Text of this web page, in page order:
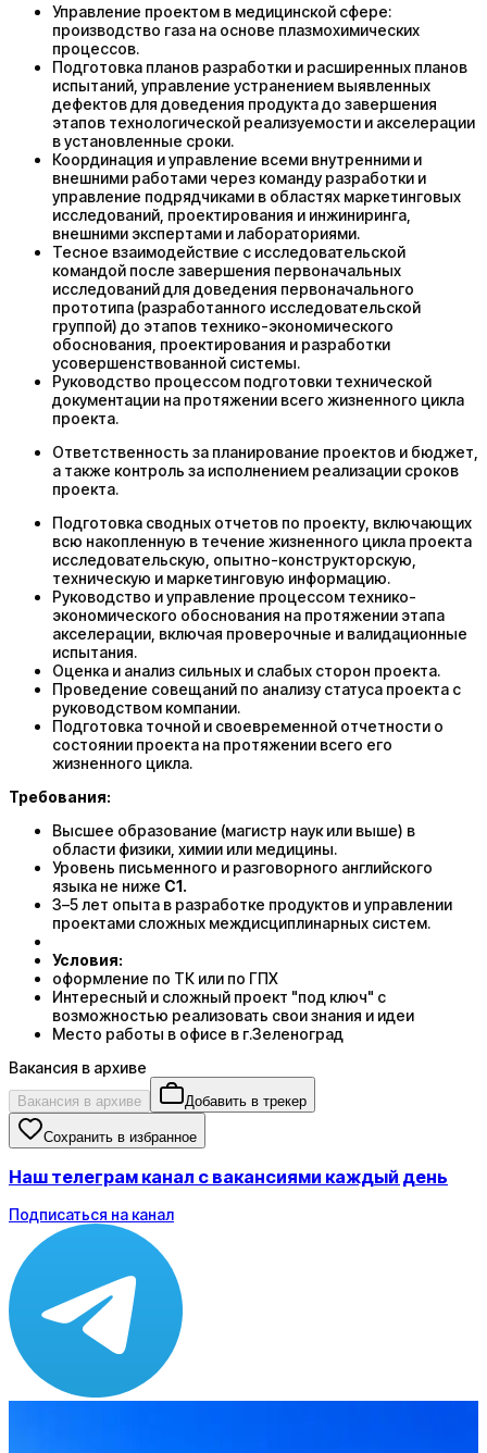
Управление проектом в медицинской сфере:
производство газа на основе плазмохимических
процессов.
Подготовка планов разработки и расширенных планов
испытаний, управление устранением выявленных
дефектов для доведения продукта до завершения
этапов технологической реализуемости и акселерации
в установленные сроки.
Координация и управление всеми внутренними и
внешними работами через команду разработки и
управление подрядчиками в областях маркетинговых
исследований, проектирования и инжиниринга,
внешними экспертами и лабораториями.
Тесное взаимодействие с исследовательской
командой после завершения первоначальных
исследований для доведения первоначального
прототипа (разработанного исследовательской
группой) до этапов технико-экономического
обоснования, проектирования и разработки
усовершенствованной системы.
Руководство процессом подготовки технической
документации на протяжении всего жизненного цикла
проекта.
Ответственность за планирование проектов и бюджет,
а также контроль за исполнением реализации сроков
проекта.
Подготовка сводных отчетов по проекту, включающих
всю накопленную в течение жизненного цикла проекта
исследовательскую, опытно-конструкторскую,
техническую и маркетинговую информацию.
Руководство и управление процессом технико-
экономического обоснования на протяжении этапа
акселерации, включая проверочные и валидационные
испытания.
Оценка и анализ сильных и слабых сторон проекта.
Проведение совещаний по анализу статуса проекта с
руководством компании.
Подготовка точной и своевременной отчетности о
состоянии проекта на протяжении всего его
жизненного цикла.
Требования:
Высшее образование (магистр наук или выше) в
области физики, химии или медицины.
Уровень письменного и разговорного английского
языка не ниже C1.
3–5 лет опыта в разработке продуктов и управлении
проектами сложных междисциплинарных систем.
Условия:
оформление по ТК или по ГПХ
Интересный и сложный проект "под ключ" с
возможностью реализовать свои знания и идеи
Место работы в офисе в г.Зеленоград
Вакансия в архиве
Вакансия в архиве Добавить в трекер
Сохранить в избранное
Наш телеграм канал с вакансиями каждый день
Подписаться на канал